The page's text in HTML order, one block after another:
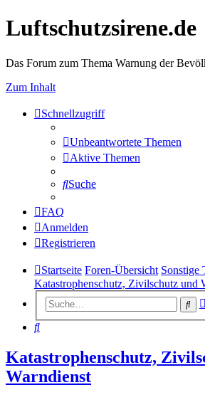
Luftschutzsirene.de
Das Forum zum Thema Warnung der
Zum Inhalt
Schnellzugriff
Unbeantwortete Themen
Aktive Themen
Suche
FAQ
Anmelden
Registrieren
Startseite Foren-Übersicht Sonstige
Katastrophenschutz, Zivilschutz und
Suche
Katastrophenschutz,
Warndienst